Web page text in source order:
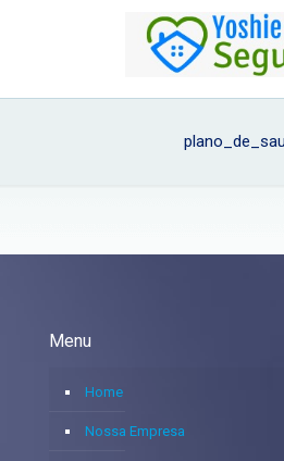
Menu
Home
Nossa Empresa